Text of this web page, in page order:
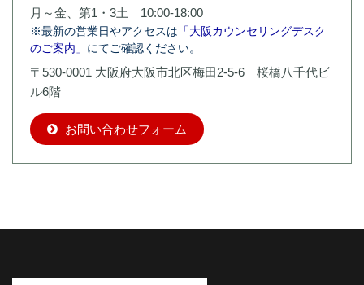
月～金、第1・3土 10:00-18:00
※最新の営業日やアクセスは 「大阪カウンセリングデスク
のご案内」 にてご確認ください。
〒530-0001 大阪府大阪市北区梅田2-5-6 桜橋八千代ビ
ル6階
お問い合わせフォーム